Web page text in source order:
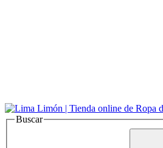
Buscar